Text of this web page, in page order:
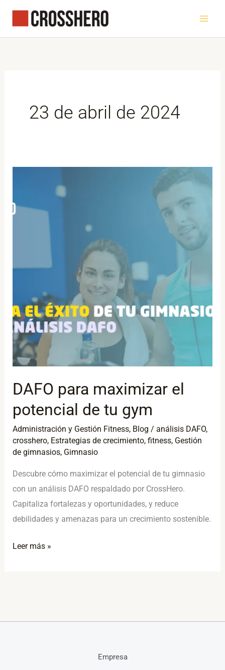
contenido
23 de abril de 2024
DAFO para maximizar el
potencial de tu gym
Administración y Gestión Fitness, Blog /análisis DAFO,
crosshero, Estrategias de crecimiento,fitness, Gestión
de gimnasios, Gimnasio
Descubre cómo maximizar el potencial de tu gimnasio
con un análisis DAFO respaldado por CrossHero.
Capitaliza fortalezas y oportunidades, y reduce
debilidades y amenazas para un crecimiento sostenible.
maximizar
Leer más »
Empresa